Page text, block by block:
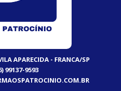
APARECIDA - FRANCA/SP
99137-9593